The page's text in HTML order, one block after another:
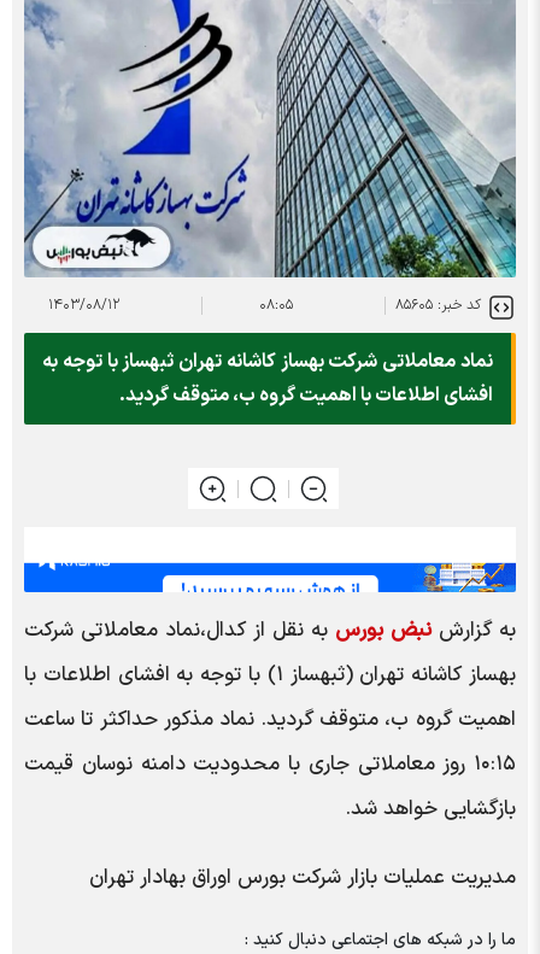
کد خبر: ۸۵۶۰۵ ۰۸:۰۵ ۱۴۰۳/۰۸/۱۲
نماد معاملاتی شرکت بهساز کاشانه تهران ثبهساز با توجه به
افشای اطلاعات با اهمیت گروه ب، متوقف گردید.
به گزارش نبض بورس به نقل از کدال،نماد معاملاتی شرکت
بهساز کاشانه تهران (ثبهساز ۱) با توجه به افشای اطلاعات با
اهمیت گروه ب، متوقف گردید. نماد مذکور حداکثر تا ساعت
۱۰:۱۵ روز معاملاتی جاری با محدودیت دامنه نوسان قیمت
بازگشایی خواهد شد.
مدیریت عملیات بازار شرکت بورس اوراق بهادار تهران
ما را در شبکه های اجتماعی دنبال کنید :